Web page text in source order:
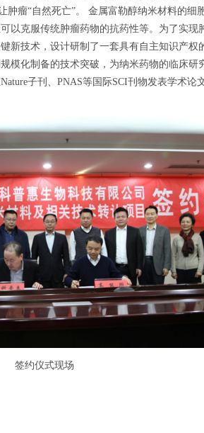
肿瘤“自然死亡”。 金属富勒醇纳米材料的细
以克服传统肿瘤药物的抗药性等。为了实现
新技术，设计研制了一套具有自主知识产权
模化制备的技术突破，为纳米药物的临床研
子刊、PNAS等国际SCI刊物发表学术论
签约仪式现场